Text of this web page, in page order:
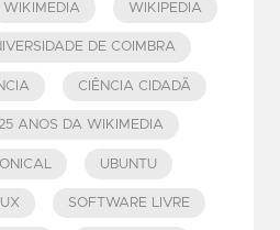
WIKIMEDIA WIKIPEDIA
DE COIMBRA
CIÊNCIA CIDADÃ
ANOS DA WIKIMEDIA
UBUNTU
SOFTWARE LIVRE